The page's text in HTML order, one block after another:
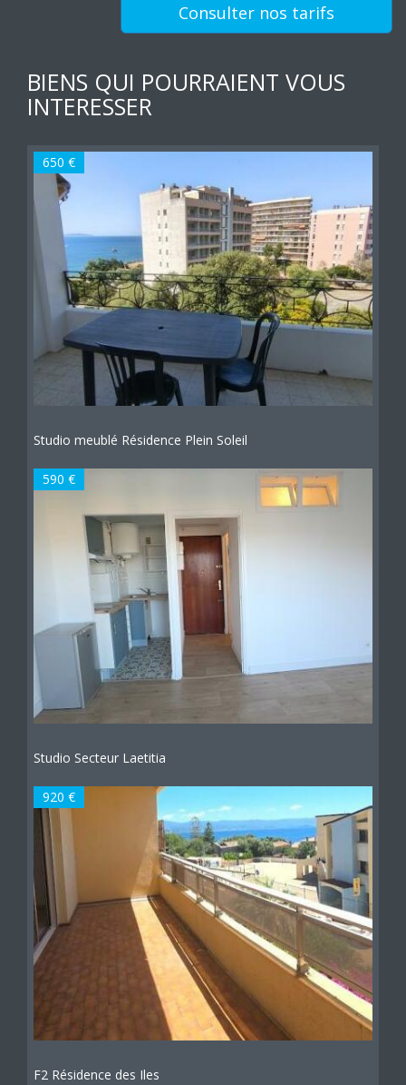
Consulter nos tarifs
BIENS QUI POURRAIENT VOUS
INTERESSER
650 €
Studio meublé Résidence Plein Soleil
590 €
Studio Secteur Laetitia
920 €
F2 Résidence des Iles